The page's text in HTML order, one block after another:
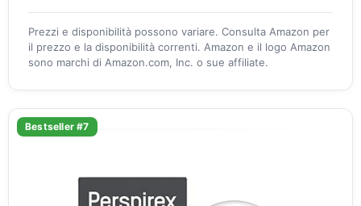
Prezzi e disponibilità possono variare. Consulta Amazon per
il prezzo e la disponibilità correnti. Amazon e il logo Amazon
sono marchi di Amazon.com, Inc. o sue affiliate.
Bestseller #7